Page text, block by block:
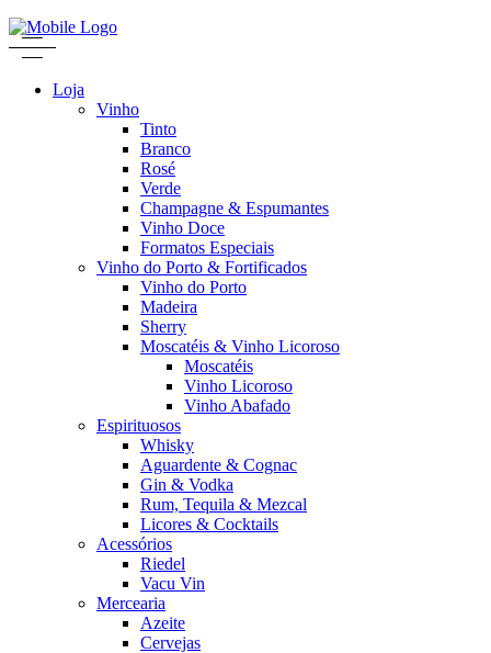
Loja
Vinho
Tinto
Branco
Rosé
Verde
Champagne & Espumantes
Vinho Doce
Formatos Especiais
Vinho do Porto & Fortificados
Vinho do Porto
Madeira
Sherry
Moscatéis & Vinho Licoroso
Moscatéis
Vinho Licoroso
Vinho Abafado
Espirituosos
Whisky
Aguardente & Cognac
Gin & Vodka
Rum, Tequila & Mezcal
Licores & Cocktails
Acessórios
Riedel
Vacu Vin
Mercearia
Azeite
Cervejas